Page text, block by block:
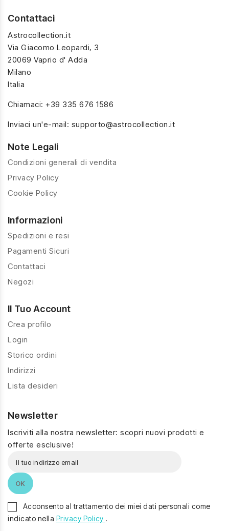
Contattaci
Astrocollection.it
Via Giacomo Leopardi, 3
20069 Vaprio d' Adda
Milano
Italia
Chiamaci: +39 335 676 1586
Inviaci un'e-mail: supporto@astrocollection.it
Note Legali
Condizioni generali di vendita
Privacy Policy
Cookie Policy
Informazioni
Spedizioni e resi
Pagamenti Sicuri
Contattaci
Negozi
Il Tuo Account
Crea profilo
Login
Storico ordini
Indirizzi
Lista desideri
Newsletter
Iscriviti alla nostra newsletter: scopri nuovi prodotti e
offerte esclusive!
Acconsento al trattamento dei miei dati personali come
indicato nella Privacy Policy .